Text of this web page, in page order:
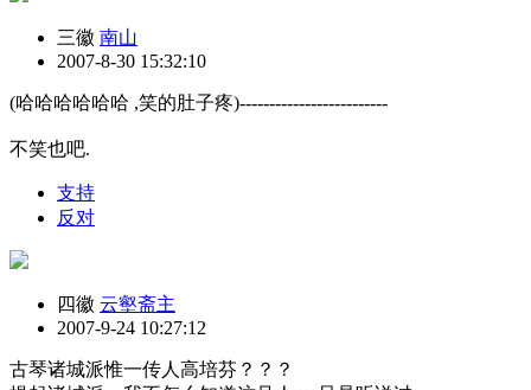
三徽 南山
2007-8-30 15:32:10
(哈哈哈哈哈哈 ,笑的肚子疼)-------------------------
不笑也吧.
支持
反对
四徽 云壑斋主
2007-9-24 10:27:12
古琴诸城派惟一传人高培芬？？？